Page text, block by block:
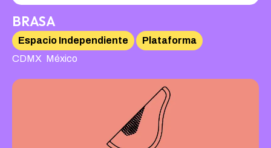
BRASA
Espacio Independiente
Plataforma
CDMX México